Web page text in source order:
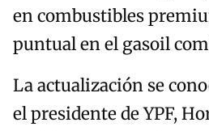
en combustibles
puntual en el gasoil
La actualización se
el presidente de YPF,